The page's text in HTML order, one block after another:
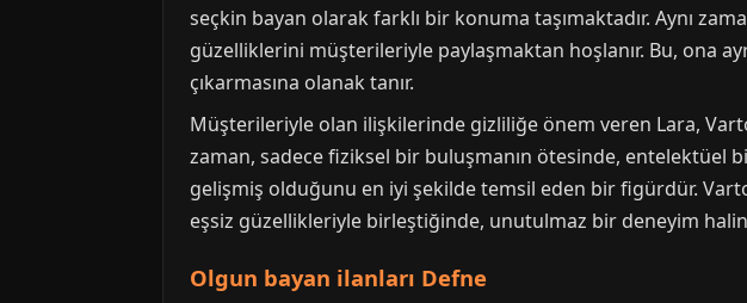
seçkin bayan olarak farklı bir konuma taşımaktadır. Aynı
güzelliklerini müşterileriyle paylaşmaktan hoşlanır. Bu, ona
çıkarmasına olanak tanır.
Müşterileriyle olan ilişkilerinde gizliliğe önem veren Lara,
zaman, sadece fiziksel bir buluşmanın ötesinde, entelektüel
gelişmiş olduğunu en iyi şekilde temsil eden bir figürdür.
eşsiz güzellikleriyle birleştiğinde, unutulmaz bir deneyim halini
Olgun bayan ilanları Defne